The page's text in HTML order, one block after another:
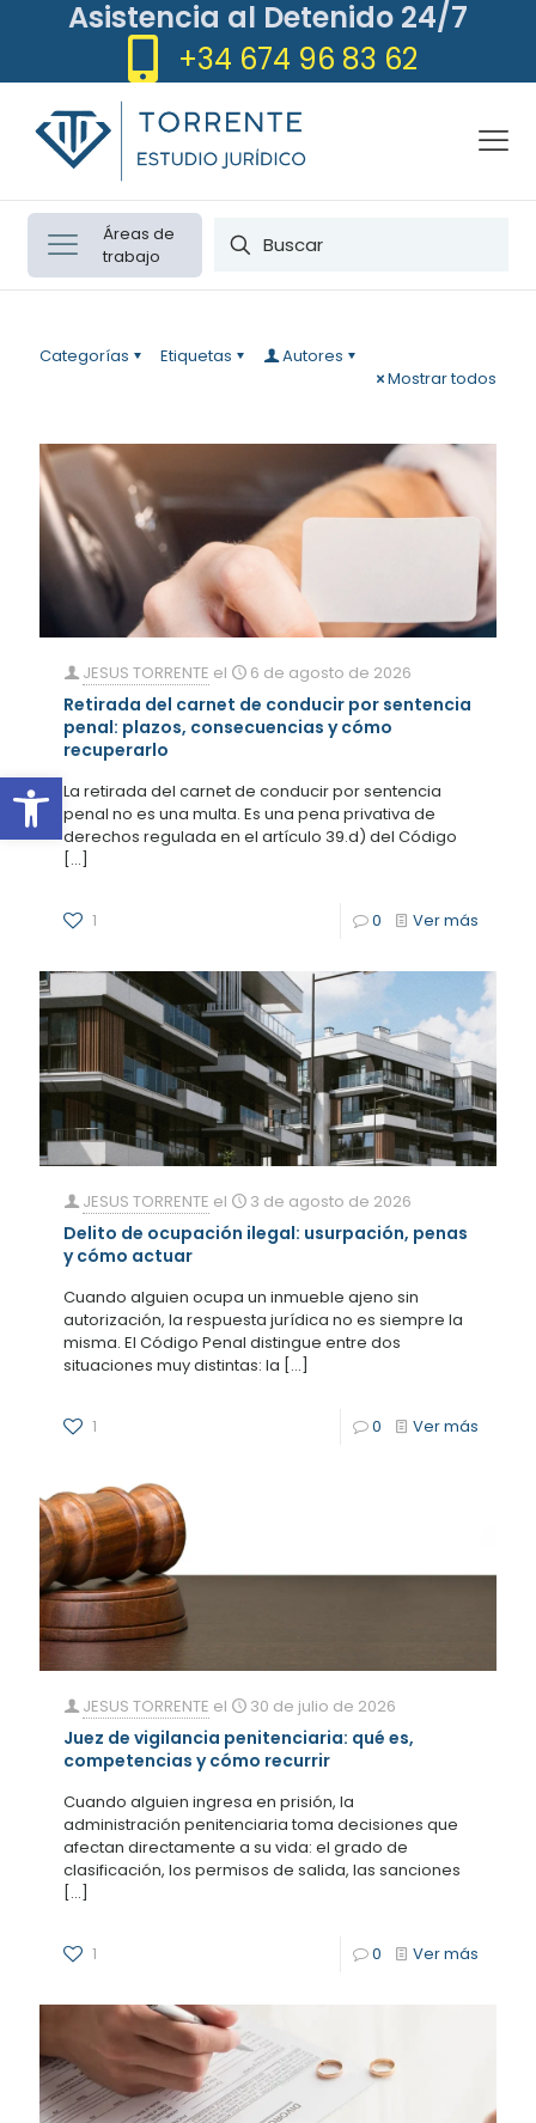
Abrir barra de herramientas
Asistencia al Detenido 24/7
+34 674 96 83 62
Áreas de
trabajo
Categorías Etiquetas
Autores
Mostrar todos
JESUS TORRENTE el 6 de agosto de 2026
Retirada del carnet de conducir por sentencia
penal: plazos, consecuencias y cómo
recuperarlo
La retirada del carnet de conducir por sentencia
penal no es una multa. Es una pena privativa de
derechos regulada en el artículo 39.d) del Código
[…]
1 0 Ver más
JESUS TORRENTE el 3 de agosto de 2026
Delito de ocupación ilegal: usurpación, penas
y cómo actuar
Cuando alguien ocupa un inmueble ajeno sin
autorización, la respuesta jurídica no es siempre la
misma. El Código Penal distingue entre dos
situaciones muy distintas: la […]
1 0 Ver más
JESUS TORRENTE el 30 de julio de 2026
Juez de vigilancia penitenciaria: qué es,
competencias y cómo recurrir
Cuando alguien ingresa en prisión, la
administración penitenciaria toma decisiones que
afectan directamente a su vida: el grado de
clasificación, los permisos de salida, las sanciones
[…]
1 0 Ver más